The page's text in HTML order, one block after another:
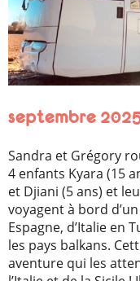
septembre
Sandra et Grégory
4 enfants Kyara (15
et Djiani (5 ans) et
voyagent à bord
Espagne, d’Italie en
les pays balkans.
aventure qui les